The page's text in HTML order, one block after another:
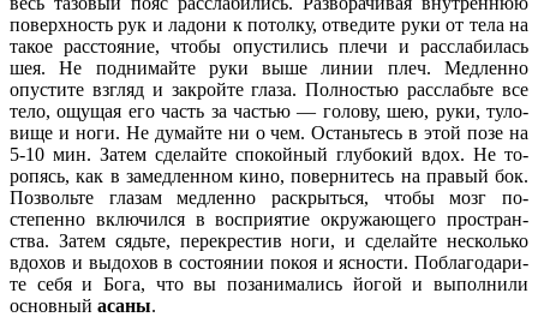
поверхность рук и ладони к потолку, отведите руки от тела на
такое расстояние, чтобы опустились плечи и расслаби­лась
шея. Не поднимайте руки выше линии плеч. Медленно
опустите взгляд и закройте гла­за. Полностью расслабьте все
тело, ощущая его часть за час­тью — голову, шею, руки, туло­
вище и ноги. Не думайте ни о чем. Останьтесь в этой позе на
5-10 мин. Затем сделайте спо­койный глубокий вдох. Не то­
ропясь, как в замедленном кино, повернитесь на правый бок.
Позвольте глазам медлен­но раскрыться, чтобы мозг по­
степенно включился в воспри­ятие окружающего простран­
ства. Затем сядьте, перекрестив ноги, и сделайте несколько
вдохов и выдохов в состоянии покоя и ясности. Поблагодари­
те себя и Бога, что вы позани­мались йогой и выполнили
основный асаны.